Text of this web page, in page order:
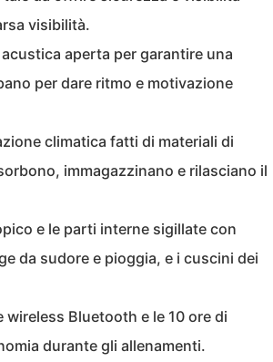
visibilità.
aperta per garantire una
per dare ritmo e motivazione
climatica fatti di materiali di
immagazzinano e rilasciano il
e le parti interne sigillate con
da sudore e pioggia, e i cuscini dei
wireless Bluetooth e le 10 ore di
durante gli allenamenti.